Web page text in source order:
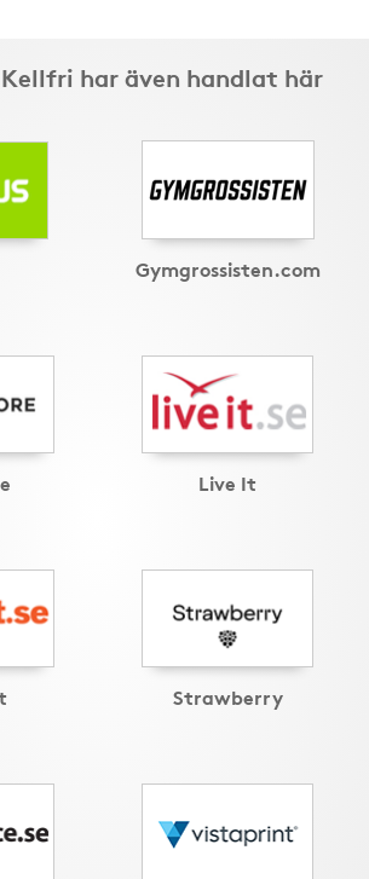
har även handlat här
Gymgrossisten.com
Live It
Strawberry